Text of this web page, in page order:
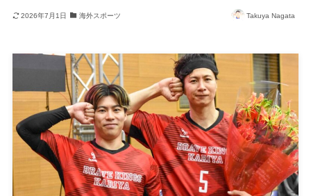
2026年7月1日 海外スポーツ Takuya Nagata